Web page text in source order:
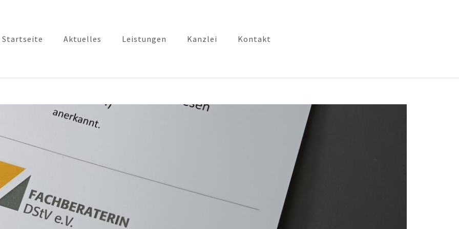
Dana J. Lutze
Startseite Aktuelles Leistungen Kanzlei Kontakt